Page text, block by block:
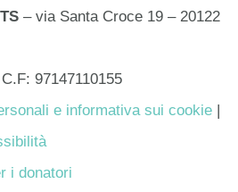
– via Santa Croce 19 – 20122
97147110155
e informativa sui cookie
i donatori